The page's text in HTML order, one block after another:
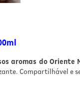
aromas do Oriente
Compartilhável